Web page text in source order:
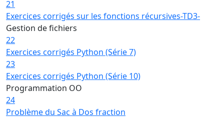
21
Exercices corrigés sur les fonctions récursives-TD3-
Gestion de fichiers
22
Exercices corrigés Python (Série 7)
23
Exercices corrigés Python (Série 10)
Programmation OO
24
Problème du Sac à Dos fraction